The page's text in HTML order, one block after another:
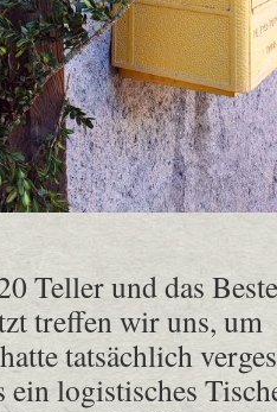
Teller und das
treffen wir uns,
tatsächlich
ein logistisches